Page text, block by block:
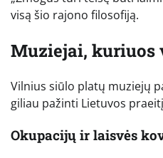
visą šio rajono filosofiją.
Muziejai, kuriuos
Vilnius siūlo platų muziejų
giliau pažinti Lietuvos
Okupacijų ir laisvės